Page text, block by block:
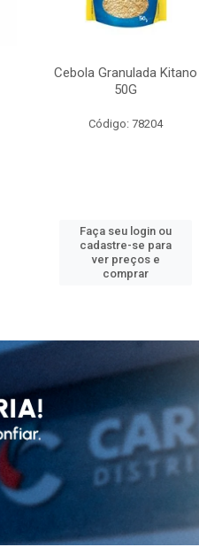
Cebola Granulada Kitano
50G
Código: 78204
Faça seu login ou
cadastre-se para
ver preços e
comprar